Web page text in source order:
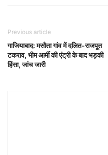
Previous article
गाजियाबाद: मसौता गांव में दलित-राजपूत
टकराव, भीम आर्मी की एंट्री के बाद भड़की
हिंसा, जांच जारी